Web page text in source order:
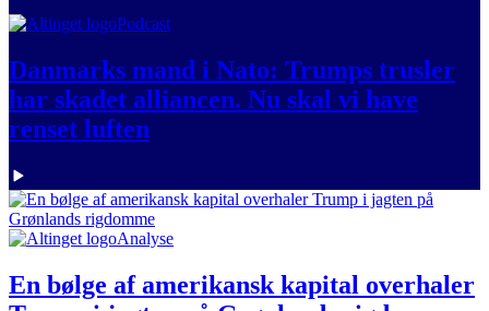
Podcast
Danmarks mand i Nato: Trumps trusler
har skadet alliancen. Nu skal vi have
renset luften
Analyse
En bølge af amerikansk kapital overhaler